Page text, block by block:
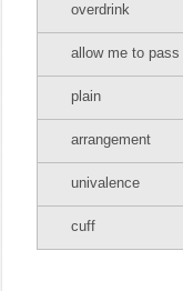
overdrink
allow me to pass
plain
arrangement
univalence
cuff